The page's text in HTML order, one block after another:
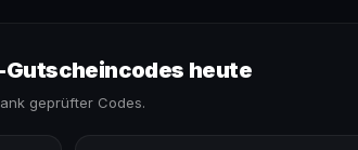
Gutscheincodes heute
geprüfter Codes.